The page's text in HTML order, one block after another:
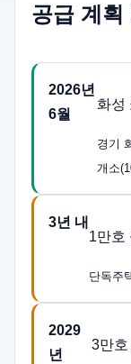
공급 계획
2026년
6월
화성
경기
개소
3년 내
1만호
단독주
2029
년
3만호